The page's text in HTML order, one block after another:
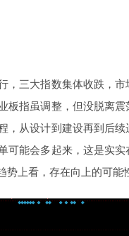
，三大指数集体收跌，
板指虽调整，但没脱离
，从设计到建设再到后
可能会多起来，这是实
势上看，存在向上的可能